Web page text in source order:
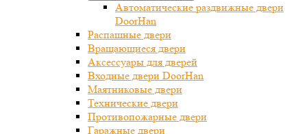
Автоматические раздвижные двери
DoorHan
Распашные двери
Вращающиеся двери
Аксессуары для дверей
Входные двери DoorHan
Маятниковые двери
Технические двери
Противопожарные двери
Гаражные двери